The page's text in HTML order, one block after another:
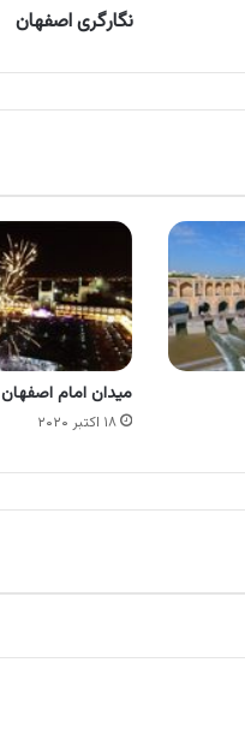
نگارگری اصفهان
میدان امام اصفهان
۱۸ اکتبر ۲۰۲۰